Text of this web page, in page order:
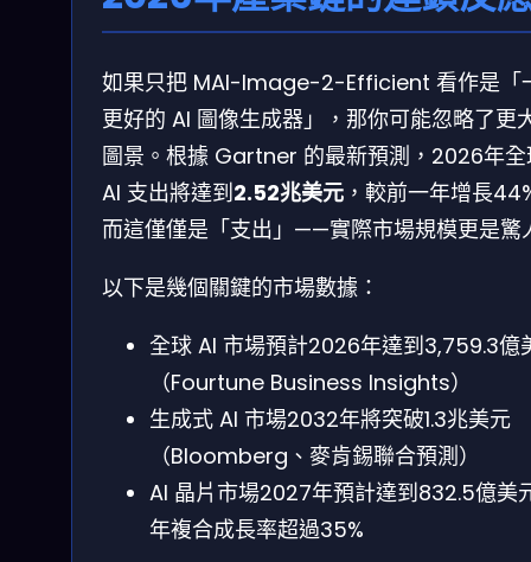
如果只把 MAI-Image-2-Efficient 看作是「
更好的 AI 圖像生成器」，那你可能忽略了更
圖景。根據 Gartner 的最新預測，2026年全
AI 支出將達到2.52兆美元 ，較前一年增長
而這僅僅是「支出」——實際市場規模更是驚
以下是幾個關鍵的市場數據：
全球 AI 市場預計2026年達到3,759.3億
（Fourtune Business Insights）
生成式 AI 市場2032年將突破1.3兆美元
（Bloomberg、麥肯錫聯合預測）
AI 晶片市場2027年預計達到832.5億美
年複合成長率超過35%